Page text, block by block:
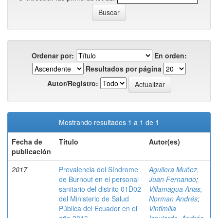
Ordenar por:
En orden:
Resultados por página
Autor/Registro:
Mostrando resultados 1 a 1 de 1
Fecha de
publicación
Título Autor(es)
2017
Prevalencia del Síndrome
de Burnout en el personal
sanitario del distrito 01D02
del Ministerio de Salud
Pública del Ecuador en el
Aguilera Muñoz,
Juan Fernando;
Villamagua Arias,
Norman Andrés;
Vintimilla